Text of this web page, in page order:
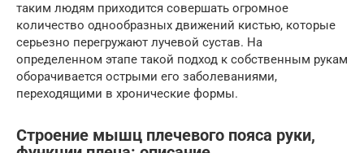
таким людям приходится совершать огромное
количество однообразных движений кистью, которые
серьезно перегружают лучевой сустав. На
определенном этапе такой подход к собственным рукам
оборачивается острыми его заболеваниями,
переходящими в хронические формы.
Строение мышц плечевого пояса руки,